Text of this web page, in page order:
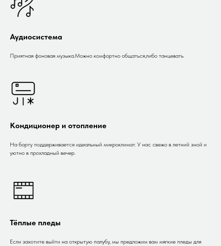
Аудиосистема
Приятная фоновая музыка.Можно комфортно общаться,либо танцевать
Кондиционер и отопление
На борту поддерживается идеальный микроклимат. У нас свежо в летний зной и
уютно в прохладный вечер.
Тёплые пледы
Если захотите выйти на открытую палубу, мы предложим вам мягкие пледы для